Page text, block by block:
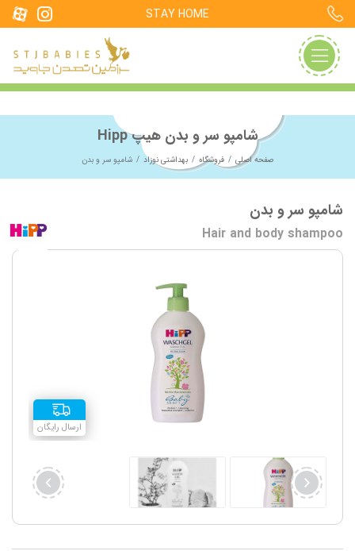
STAY HOME
شامپو سر و بدن هیپ Hipp
صفحه اصلی فروشگاه بهداشتی نوزاد شامپو سر و بدن
شامپو سر و بدن
Hair and body shampoo
ارسال رایگان